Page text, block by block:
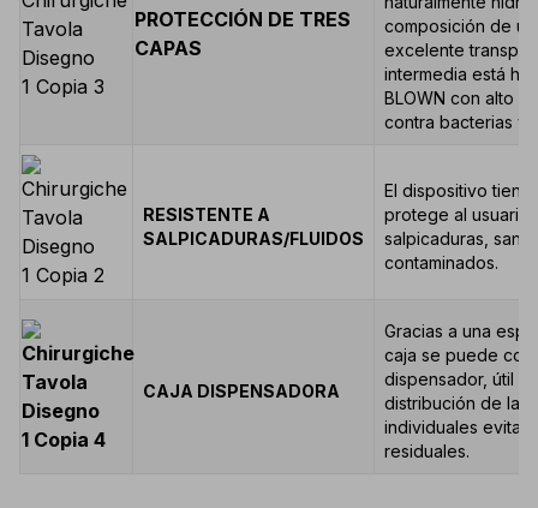
PROTECCIÓN DE TRES
CAPAS
composición de
excelente
intermedia está
BLOWN con alto
contra bacterias y
RESISTENTE A
SALPICADURAS/FLUIDOS
El dispositivo
protege al usuario
salpicaduras,
contaminados.
CAJA DISPENSADORA
Gracias a una
caja se puede
dispensador, útil
distribución de las
individuales
residuales.